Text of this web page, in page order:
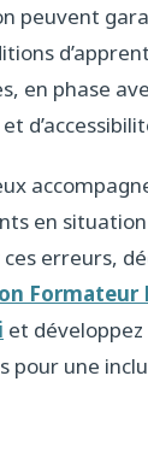
peuvent
en phase
en
erreurs,
Formateur
et
pour une